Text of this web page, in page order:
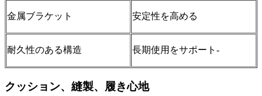
金属ブラケット 安定性を高める
耐久性のある構造 長期使用をサポート-
クッション、縫製、履き心地